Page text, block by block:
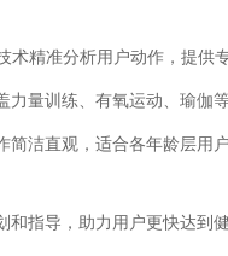
术精准分析用户动作，提供专
量训练、有氧运动、瑜伽
洁直观，适合各年龄层用户
和指导，助力用户更快达到健